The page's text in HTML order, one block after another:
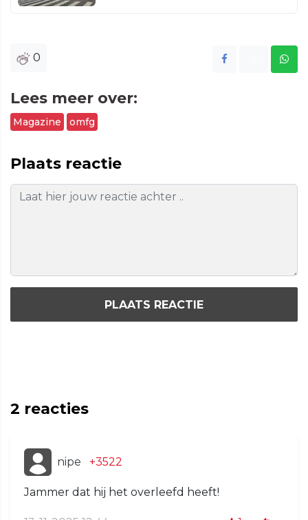
0
Lees meer over:
Magazine omfg
Plaats reactie
PLAATS REACTIE
2 reacties
nipe +3522
Jammer dat hij het overleefd heeft!